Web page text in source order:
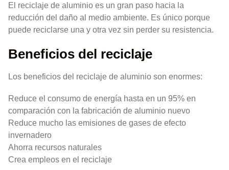
El reciclaje de aluminio es un gran paso hacia la
reducción del daño al medio ambiente. Es único porque
puede reciclarse una y otra vez sin perder su resistencia.
Beneficios del reciclaje
Los beneficios del reciclaje de aluminio son enormes:
Reduce el consumo de energía hasta en un 95% en
comparación con la fabricación de aluminio nuevo
Reduce mucho las emisiones de gases de efecto
invernadero
Ahorra recursos naturales
Crea empleos en el reciclaje